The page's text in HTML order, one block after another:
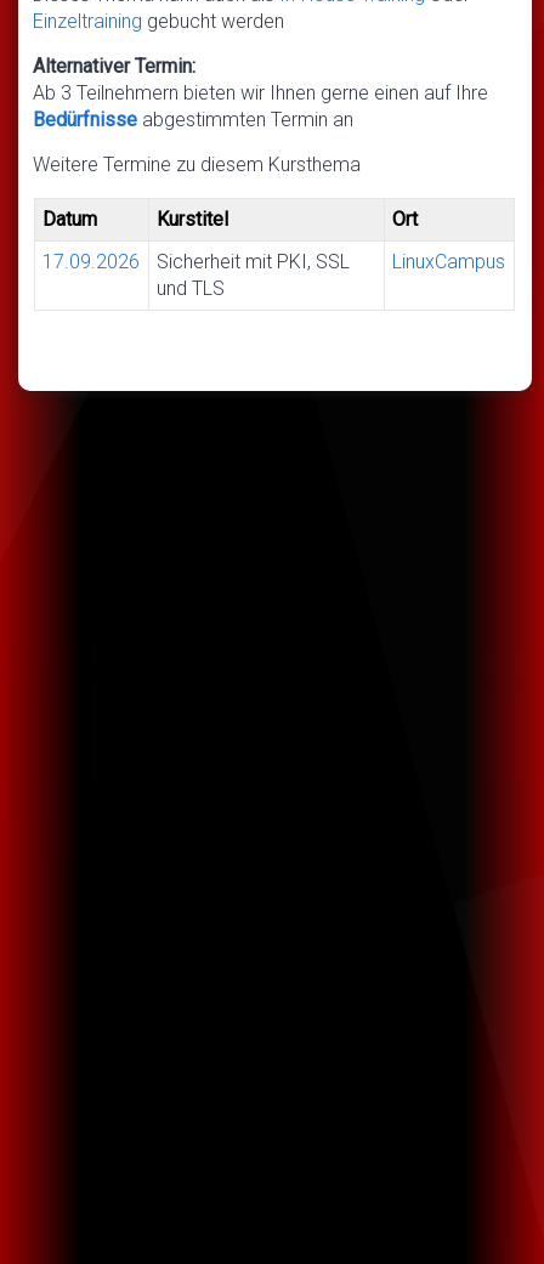
Einzeltraining gebucht werden
Alternativer Termin:
Ab 3 Teilnehmern bieten wir Ihnen gerne einen auf Ihre
Bedürfnisse abgestimmten Termin an
Weitere Termine zu diesem Kursthema
Datum Kurstitel
Ort
17.09.2026
Sicherheit mit PKI, SSL
und TLS
LinuxCampus